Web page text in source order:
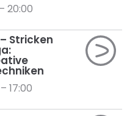
– 20:00
Stricken
– 17:00